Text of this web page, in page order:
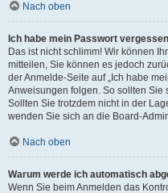
Nach oben
Ich habe mein Passwort
Das ist nicht schlimm! Wir können
mitteilen, Sie können es jedoch
der Anmelde-Seite auf „Ich habe
Anweisungen folgen. So sollten
Sollten Sie trotzdem nicht in der
wenden Sie sich an die Board-
Nach oben
Warum werde ich automatisch
Wenn Sie beim Anmelden das